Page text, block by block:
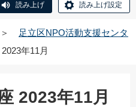
読み上げ 読み上げ設定
＞
足立区NPO活動支援センタ
2023年11月
2023年11月